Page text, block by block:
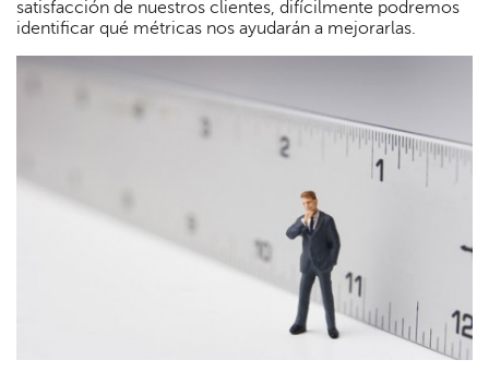
satisfacción de nuestros clientes, difícilmente podremos
identificar qué métricas nos ayudarán a mejorarlas.